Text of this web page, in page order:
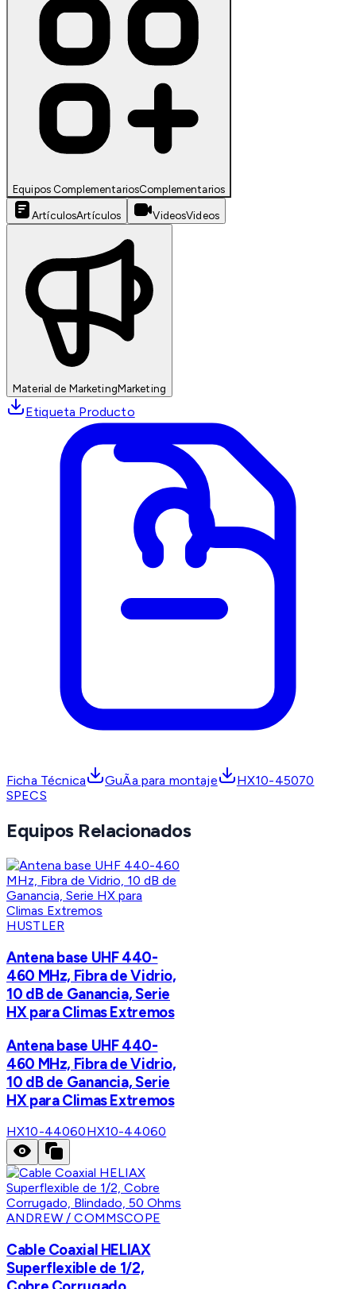
Equipos ComplementariosComplementarios
ArtículosArtículos VideosVideos
Material de MarketingMarketing
Etiqueta Producto
Ficha Técnica GuÃ­a para montaje
HX10-45070
SPECS
Equipos Relacionados
HUSTLER
Antena base UHF 440-
460 MHz, Fibra de Vidrio,
10 dB de Ganancia, Serie
HX para Climas Extremos
Antena base UHF 440-
460 MHz, Fibra de Vidrio,
10 dB de Ganancia, Serie
HX para Climas Extremos
HX10-44060HX10-44060
ANDREW / COMMSCOPE
Cable Coaxial HELIAX
Superflexible de 1/2,